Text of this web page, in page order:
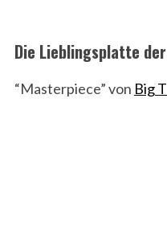
Die Lieblingsplatte
“Masterpiece” von Big